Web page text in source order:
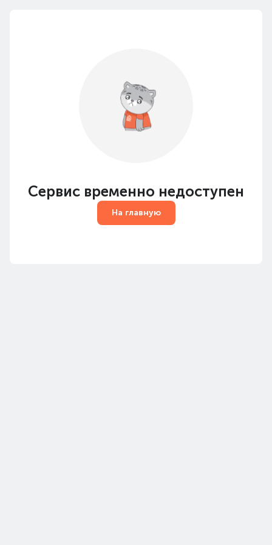
Сервис временно недоступен
На главную